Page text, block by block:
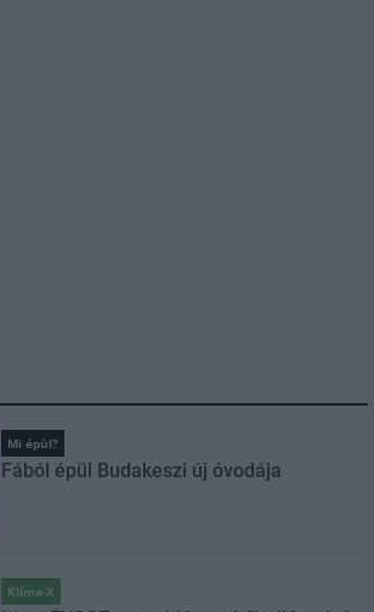
Mi épül?
Fából épül Budakeszi új óvodája
Klíma-X